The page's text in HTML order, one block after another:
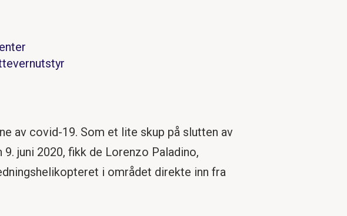
av covid-19. Som et lite skup på slutten av
juni 2020, fikk de Lorenzo Paladino,
i området direkte inn fra